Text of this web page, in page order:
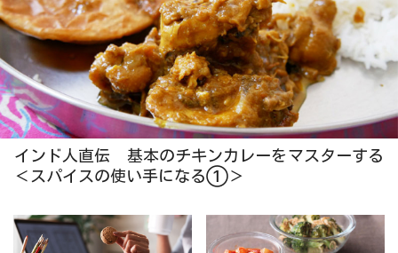
インド人直伝 基本のチキンカレーをマスターする
＜スパイスの使い手になる①＞